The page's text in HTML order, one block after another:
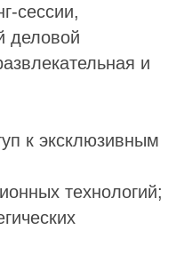
сессии,
деловой
и
к эксклюзивным
технологий;